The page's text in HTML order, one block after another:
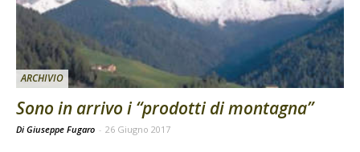
ARCHIVIO
Sono in arrivo i “prodotti di montagna”
Di Giuseppe Fugaro - 26 Giugno 2017